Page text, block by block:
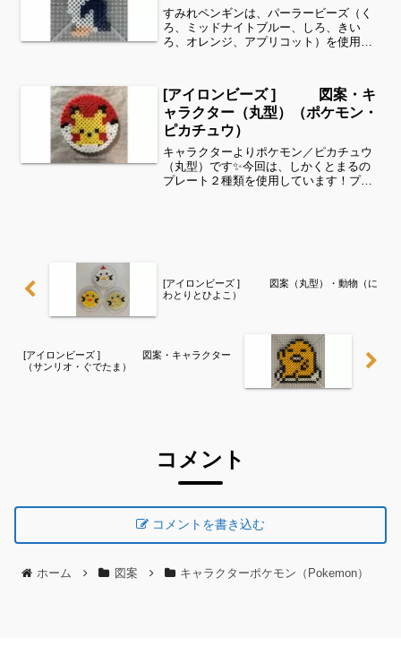
すみれペンギンは、パーラービーズ（く
ろ、ミッドナイトブルー、しろ、きい
ろ、オレンジ、アプリコット）を使用し
見ることができます！お時間がありまし
たら、他の図案もぜひ覗いて...
[アイロンビーズ ] 図案・キ
ャラクター（丸型）（ポケモン・
ピカチュウ）
キャラクターよりポケモン／ピカチュウ
（丸型）です✨今回は、しかくとまるの
プレート２種類を使用しています！プレ
[アイロンビーズ ] 図案（丸型）・動物（に
わとりとひよこ）
[アイロンビーズ ] 図案・キャラクター
（サンリオ・ぐでたま）
コメント
コメントを書き込む
ホーム 図案 キャラクターポケモン（Pokemon）